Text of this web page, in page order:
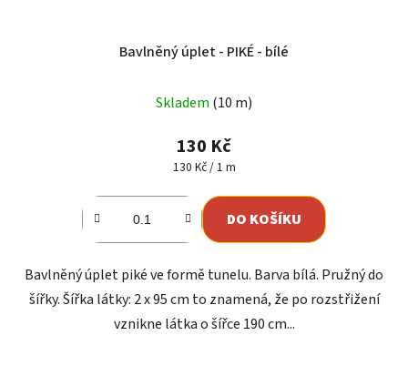
Bavlněný úplet - PIKÉ - bílé
Skladem (10 m)
130 Kč
Měrná
130 Kč / 1 m
DO KOŠÍKU
Bavlněný úplet piké ve formě tunelu. Barva bílá. Pružný do
šířky. Šířka látky: 2 x 95 cm to znamená, že po rozstřižení
vznikne látka o šířce 190 cm...